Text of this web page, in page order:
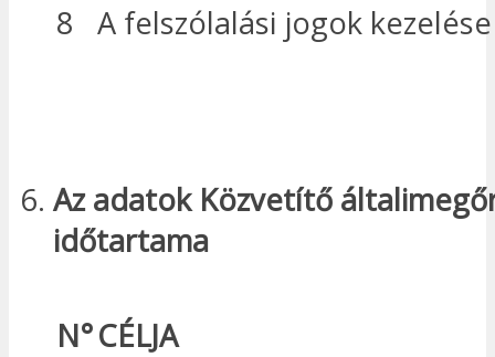
8 A felszólalási jogok kezelése
Az adatokKözvetítő általi
időtartama
N°CÉLJA